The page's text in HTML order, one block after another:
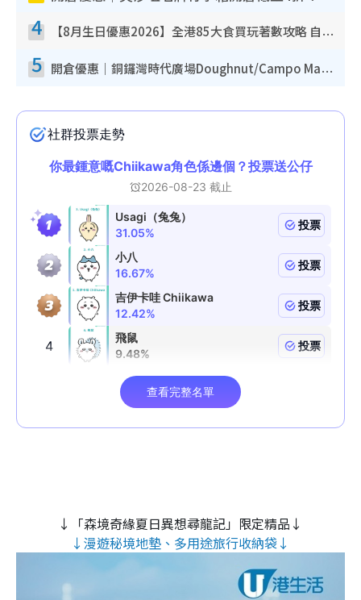
4 【8月生日優惠2026】全港85大食買玩著數攻略 自助餐/火鍋放題同行免費＋誠品/DONKI送現金券
5 開倉優惠｜銅鑼灣時代廣場Doughnut/Campo Marzio開倉低至1折！背囊、書包、手袋劈價$200起
↓「森境奇緣夏日異想尋龍記」限定精品↓
↓漫遊秘境地墊、多用途旅行收納袋↓